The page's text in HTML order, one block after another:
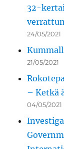
32-
24/05/2021
21/05/2021
– Ketkä
04/05/2021